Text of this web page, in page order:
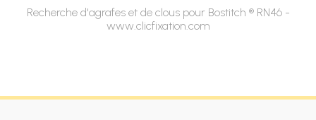
Recherche d'agrafes et de clous pour Bostitch ® RN46 -
www.clicfixation.com